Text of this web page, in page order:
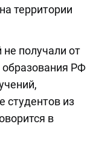
территории
получали от
РФ
студентов из
в